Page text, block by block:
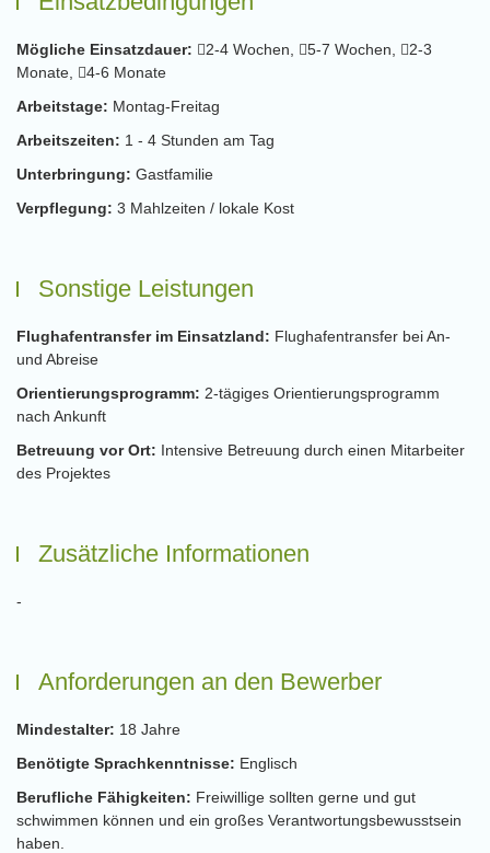
Mögliche Einsatzdauer: 2-4 Wochen, 5-7 Wochen,
2-3
Monate,
4-6 Monate
Arbeitstage: Montag-Freitag
Arbeitszeiten: 1 - 4 Stunden am Tag
Unterbringung: Gastfamilie
Verpflegung: 3 Mahlzeiten / lokale Kost
Sonstige Leistungen
Flughafentransfer im Einsatzland: Flughafentransfer bei An-
und Abreise
Orientierungsprogramm: 2-tägiges Orientierungsprogramm
nach Ankunft
Betreuung vor Ort: Intensive Betreuung durch einen Mitarbeiter
des Projektes
Zusätzliche Informationen
-
Anforderungen an den Bewerber
Mindestalter: 18 Jahre
Benötigte Sprachkenntnisse: Englisch
Berufliche Fähigkeiten: Freiwillige sollten gerne und gut
schwimmen können und ein großes Verantwortungsbewusstsein
haben.